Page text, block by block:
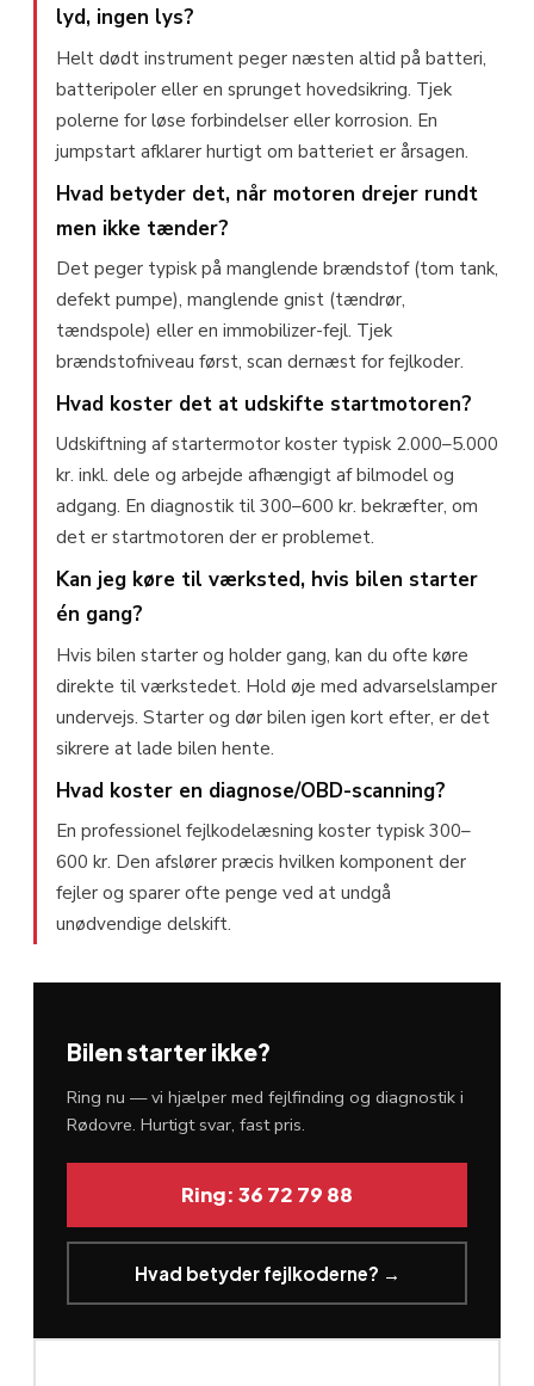
lyd, ingen lys?
Helt dødt instrument peger næsten altid på batteri,
batteripoler eller en sprunget hovedsikring. Tjek
polerne for løse forbindelser eller korrosion. En
jumpstart afklarer hurtigt om batteriet er årsagen.
Hvad betyder det, når motoren drejer rundt
men ikke tænder?
Det peger typisk på manglende brændstof (tom tank,
defekt pumpe), manglende gnist (tændrør,
tændspole) eller en immobilizer-fejl. Tjek
brændstofniveau først, scan dernæst for fejlkoder.
Hvad koster det at udskifte startmotoren?
Udskiftning af startermotor koster typisk 2.000–5.000
kr. inkl. dele og arbejde afhængigt af bilmodel og
adgang. En diagnostik til 300–600 kr. bekræfter, om
det er startmotoren der er problemet.
Kan jeg køre til værksted, hvis bilen starter
én gang?
Hvis bilen starter og holder gang, kan du ofte køre
direkte til værkstedet. Hold øje med advarselslamper
undervejs. Starter og dør bilen igen kort efter, er det
sikrere at lade bilen hente.
Hvad koster en diagnose/OBD-scanning?
En professionel fejlkodelæsning koster typisk 300–
600 kr. Den afslører præcis hvilken komponent der
fejler og sparer ofte penge ved at undgå
unødvendige delskift.
Bilen starter ikke?
Ring nu — vi hjælper med fejlfinding og diagnostik i
Rødovre. Hurtigt svar, fast pris.
Ring: 36 72 79 88
Hvad betyder fejlkoderne? →